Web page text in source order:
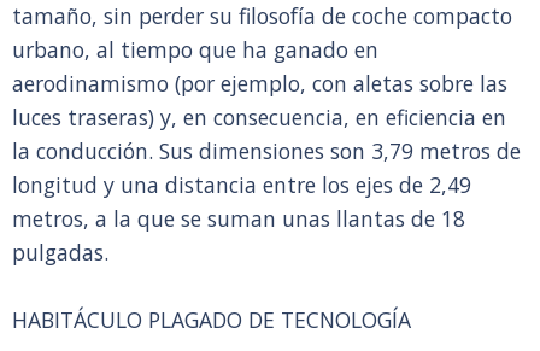
tamaño, sin perder su filosofía de coche compacto
urbano, al tiempo que ha ganado en
aerodinamismo (por ejemplo, con aletas sobre las
luces traseras) y, en consecuencia, en eficiencia en
la conducción. Sus dimensiones son 3,79 metros de
longitud y una distancia entre los ejes de 2,49
metros, a la que se suman unas llantas de 18
pulgadas.
HABITÁCULO PLAGADO DE TECNOLOGÍA